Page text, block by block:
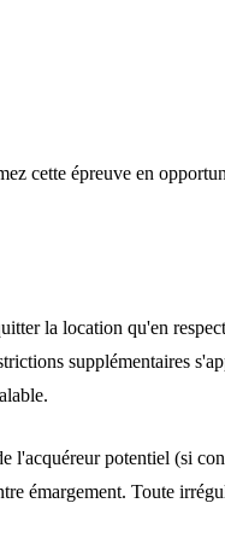
cette épreuve en
la location qu'en
supplémentaires
l'acquéreur potentiel (si
émargement. Toute